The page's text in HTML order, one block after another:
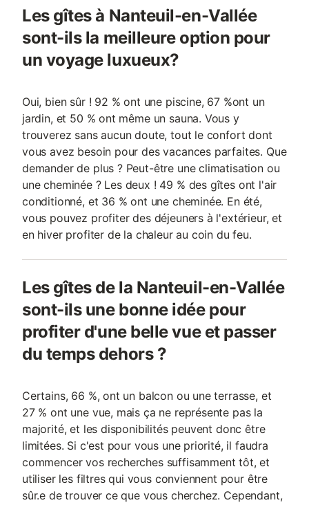
Les gîtes à Nanteuil-en-Vallée
sont-ils la meilleure option pour
un voyage luxueux?
Oui, bien sûr ! 92 % ont une piscine, 67 %ont un
jardin, et 50 % ont même un sauna. Vous y
trouverez sans aucun doute, tout le confort dont
vous avez besoin pour des vacances parfaites. Que
demander de plus ? Peut-être une climatisation ou
une cheminée ? Les deux ! 49 % des gîtes ont l'air
conditionné, et 36 % ont une cheminée. En été,
vous pouvez profiter des déjeuners à l'extérieur, et
en hiver profiter de la chaleur au coin du feu.
Les gîtes de la Nanteuil-en-Vallée
sont-ils une bonne idée pour
profiter d'une belle vue et passer
du temps dehors ?
Certains, 66 %, ont un balcon ou une terrasse, et
27 % ont une vue, mais ça ne représente pas la
majorité, et les disponibilités peuvent donc être
limitées. Si c'est pour vous une priorité, il faudra
commencer vos recherches suffisamment tôt, et
utiliser les filtres qui vous conviennent pour être
sûr.e de trouver ce que vous cherchez. Cependant,